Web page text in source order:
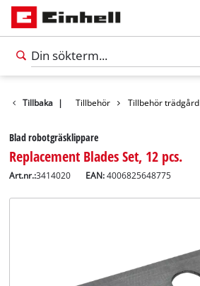
Tillbaka | Tillbehör Tillbehör trädgård
Blad robotgräsklippare
Replacement Blades Set, 12 pcs.
Art.nr.:3414020 EAN:4006825648775